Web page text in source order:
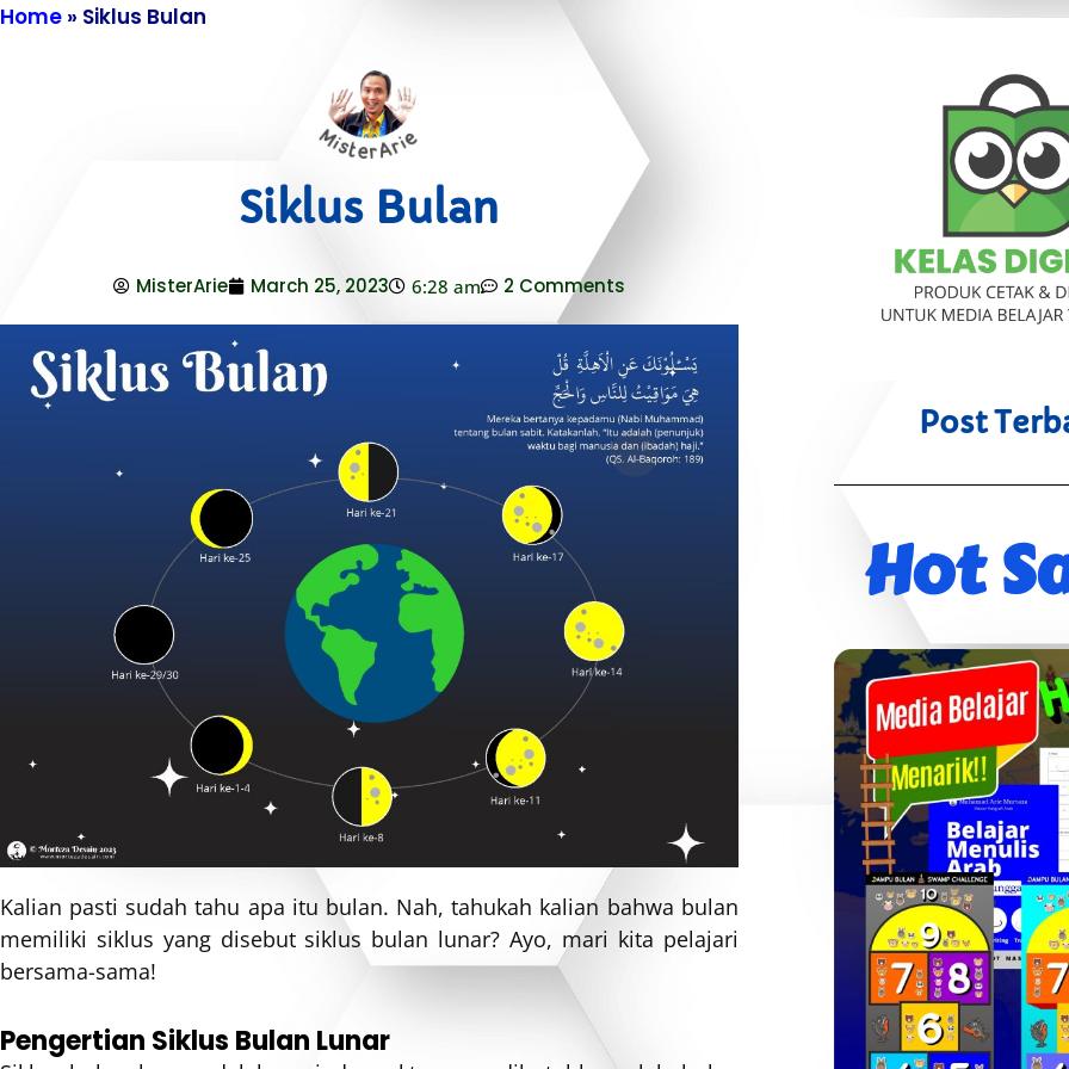
Home » Siklus Bulan
Siklus Bulan
MisterArie March 25, 2023 6:28 am 2 Comments
Kalian pasti sudah tahu apa itu bulan. Nah, tahukah kalian bahwa bulan
memiliki siklus yang disebut siklus bulan lunar? Ayo, mari kita pelajari
bersama-sama!
Pengertian Siklus Bulan Lunar
Post
Hot